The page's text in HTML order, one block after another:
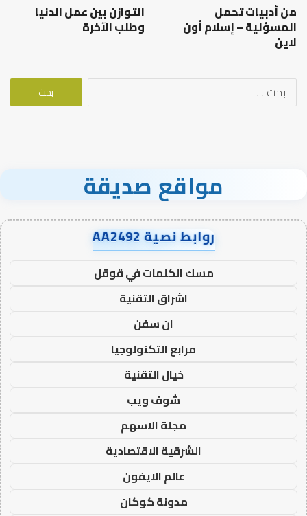
من أدبيات تحمل
المسؤلية – إسلام أون
لاين
التوازن بين عمل الدنيا
وطلب الآخرة
البحث
مواقع صديقة
روابط نصية AA2492
مسك الكلمات في قوقل
اشراق التقنية
ان سفن
مرابع التكنولوجيا
خيال التقنية
شوف ويب
مجلة الاسهم
الشرقية الاقتصادية
عالم الايفون
مدونة كوكان